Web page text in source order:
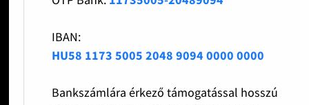
IBAN:
HU58 1173 5005 2048 9094 0000 0000
Bankszámlára érkező támogatással hosszú